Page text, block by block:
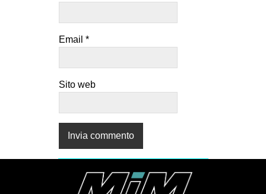
Email *
Sito web